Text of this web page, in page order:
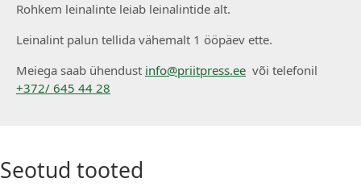
Rohkem leinalinte leiab leinalintide alt.
Leinalint palun tellida vähemalt 1 ööpäev ette.
Meiega saab ühendust info@priitpress.ee või telefonil
+372/ 645 44 28
Seotud tooted